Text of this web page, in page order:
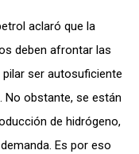
aclaró que la
deben afrontar las
ser autosuficiente
No obstante, se están
de hidrógeno,
Es por eso